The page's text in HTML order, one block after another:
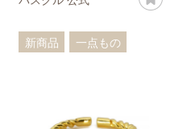
新商品
一点もの
アンモナイト